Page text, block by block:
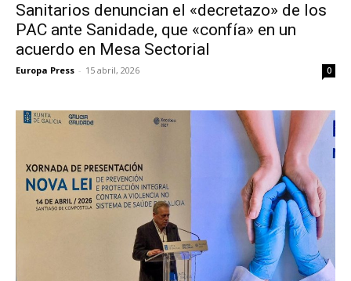
Sanitarios denuncian el «decretazo» de los
PAC ante Sanidade, que «confía» en un
acuerdo en Mesa Sectorial
Europa Press - 15 abril, 2026 0